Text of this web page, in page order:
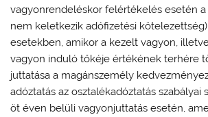
vagyonrendeléskor felértékelés esetén
nem keletkezik adófizetési
esetekben, amikor a kezelt vagyon,
vagyon induló tőkéje értékének terhére
juttatása a magánszemély
adóztatás az osztalékadóztatás szabályai
öt éven belüli vagyonjuttatás esetén,